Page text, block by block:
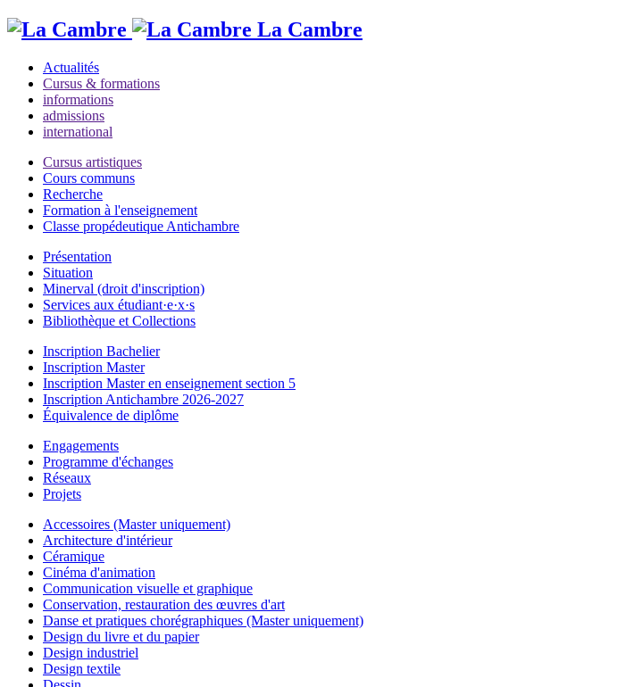
La Cambre
Actualités
Cursus & formations
informations
admissions
international
Cursus artistiques
Cours communs
Recherche
Formation à l'enseignement
Classe propédeutique Antichambre
Présentation
Situation
Minerval (droit d'inscription)
Services aux étudiant·e·x·s
Bibliothèque et Collections
Inscription Bachelier
Inscription Master
Inscription Master en enseignement section 5
Inscription Antichambre 2026-2027
Équivalence de diplôme
Engagements
Programme d'échanges
Réseaux
Projets
Accessoires (Master uniquement)
Architecture d'intérieur
Céramique
Cinéma d'animation
Communication visuelle et graphique
Conservation, restauration des œuvres d'art
Danse et pratiques chorégraphiques (Master uniquement)
Design du livre et du papier
Design industriel
Design textile